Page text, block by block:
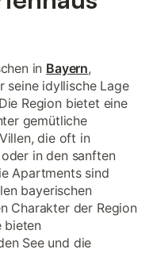
in Bayern,
seine idyllische Lage
Region bietet eine
gemütliche
die oft in
in den sanften
Apartments sind
bayerischen
Charakter der Region
bieten
See und die